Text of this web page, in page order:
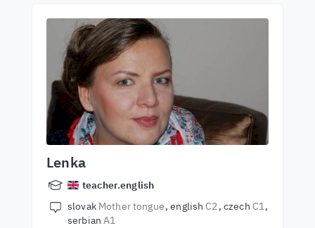
Lenka
teacher.english
slovak Mother tongue english C2 czech C1
serbianA1